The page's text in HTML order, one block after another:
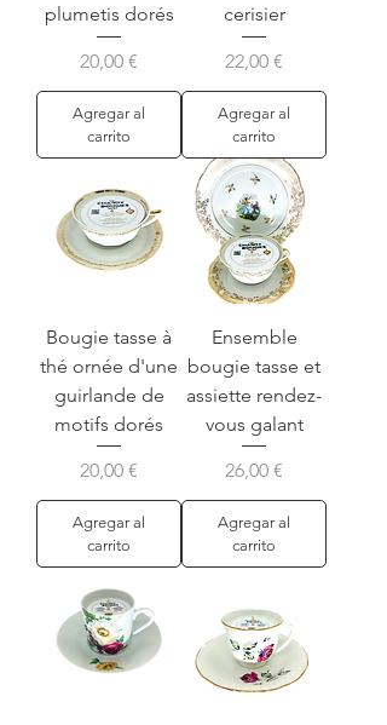
plumetis dorés
Precio
20,00 €
Agregar al
carrito
cerisier
Precio
22,00 €
Agregar al
carrito
Bougie tasse à
thé ornée d'une
guirlande de
motifs dorés
Precio
20,00 €
Agregar al
carrito
Ensemble
bougie tasse et
assiette rendez-
vous galant
Precio
26,00 €
Agregar al
carrito